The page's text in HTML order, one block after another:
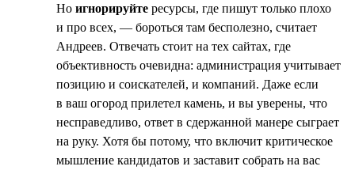
Но игнорируйте ресурсы, где пишут только плохо
и про всех, — бороться там бесполезно, считает
Андреев. Отвечать стоит на тех сайтах, где
объективность очевидна: администрация учитывает
позицию и соискателей, и компаний. Даже если
в ваш огород прилетел камень, и вы уверены, что
несправедливо, ответ в сдержанной манере сыграет
на руку. Хотя бы потому, что включит критическое
мышление кандидатов и заставит собрать на вас